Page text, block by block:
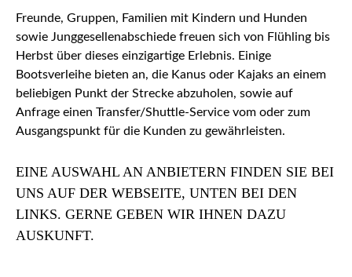
Freunde, Gruppen, Familien mit Kindern und Hunden
sowie Junggesellenabschiede freuen sich von Flühling bis
Herbst über dieses einzigartige Erlebnis. Einige
Bootsverleihe bieten an, die Kanus oder Kajaks an einem
beliebigen Punkt der Strecke abzuholen, sowie auf
Anfrage einen Transfer/Shuttle-Service vom oder zum
Ausgangspunkt für die Kunden zu gewährleisten.
EINE AUSWAHL AN ANBIETERN FINDEN SIE BEI
UNS AUF DER WEBSEITE, UNTEN BEI DEN
LINKS. GERNE GEBEN WIR IHNEN DAZU
AUSKUNFT.